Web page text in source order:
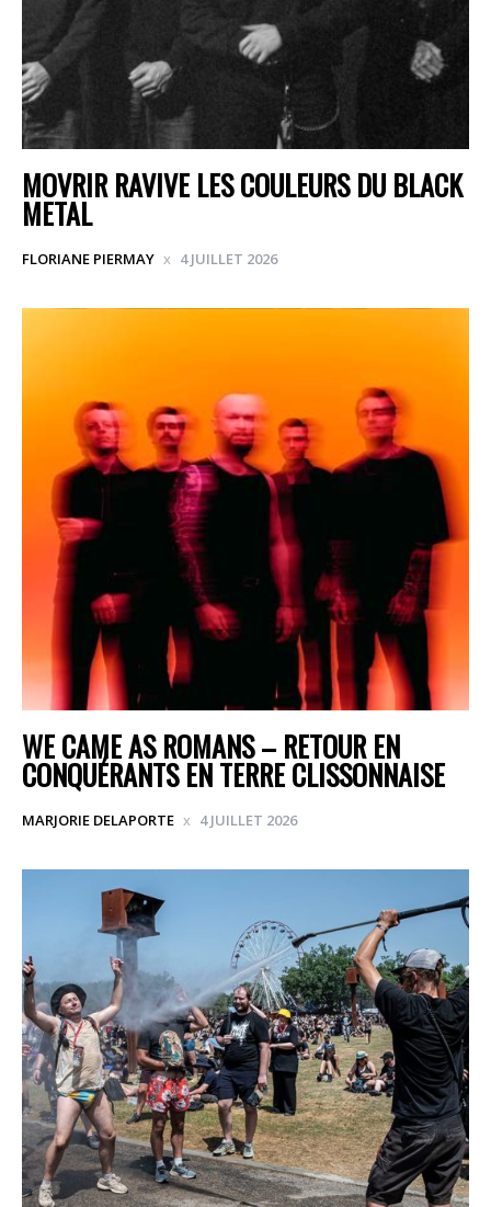
MOVRIR RAVIVE LES COULEURS DU BLACK
METAL
FLORIANE PIERMAY 4 JUILLET 2026
WE CAME AS ROMANS – RETOUR EN
CONQUÉRANTS EN TERRE CLISSONNAISE
MARJORIE DELAPORTE 4 JUILLET 2026